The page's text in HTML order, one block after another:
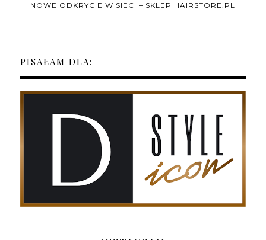
NOWE ODKRYCIE W SIECI – SKLEP HAIRSTORE.PL
PISAŁAM DLA: